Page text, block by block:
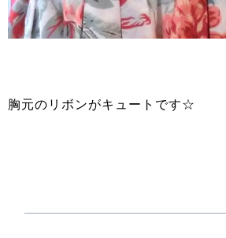
胸元のリボンがキュートです☆